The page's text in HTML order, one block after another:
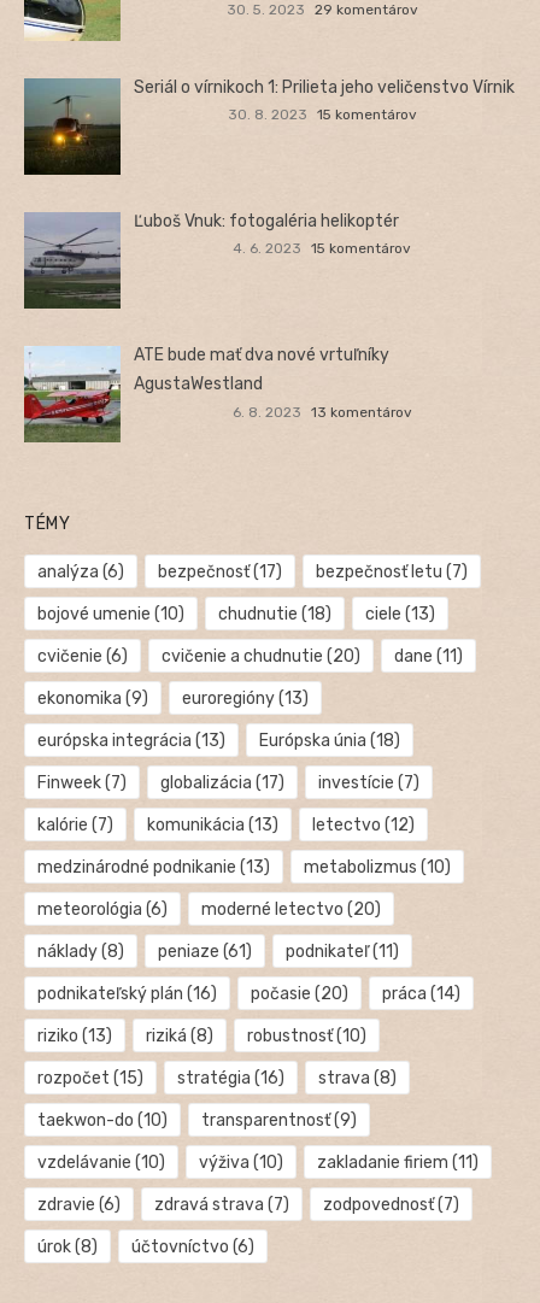
30. 5. 2023 29 komentárov
Seriál o vírnikoch 1: Prilieta jeho veličenstvo Vírnik
30. 8. 2023 15 komentárov
Ľuboš Vnuk: fotogaléria helikoptér
4. 6. 2023 15 komentárov
ATE bude mať dva nové vrtuľníky
AgustaWestland
6. 8. 2023 13 komentárov
TÉMY
analýza (6) bezpečnosť(17) bezpečnosť letu (7)
bojové umenie (10) chudnutie (18) ciele (13)
cvičenie (6) cvičenie a chudnutie (20) dane (11)
ekonomika (9) euroregióny(13)
európska integrácia (13) Európska únia (18)
Finweek(7) globalizácia (17) investície (7)
kalórie (7) komunikácia (13) letectvo (12)
medzinárodné podnikanie (13) metabolizmus (10)
meteorológia (6) moderné letectvo (20)
náklady(8) peniaze (61) podnikateľ(11)
podnikateľský plán (16) počasie (20) práca (14)
riziko (13) riziká (8) robustnosť(10)
rozpočet (15) stratégia (16) strava (8)
taekwon-do (10) transparentnosť(9)
vzdelávanie (10) výživa (10) zakladanie firiem (11)
zdravie (6) zdravá strava (7) zodpovednosť(7)
úrok(8) účtovníctvo (6)